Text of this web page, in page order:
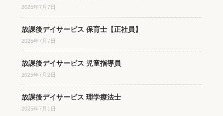
2025年7月7日
放課後デイサービス 保育士【正社員】
2025年7月7日
放課後デイサービス 児童指導員
2025年7月2日
放課後デイサービス 理学療法士
2025年7月1日